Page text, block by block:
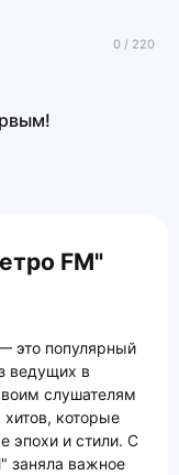
FM"
это популярный
ведущих в
слушателям
которые
эпохи и стили. С
заняла важное